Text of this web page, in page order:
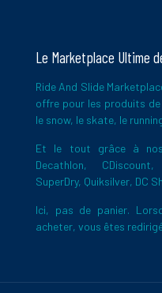
Le Marketplace Ultime
Ride And Slide
offre pour les produits
le snow, le skate, le
Et le tout grâce à nos
Decathlon, CDiscount,
SuperDry, Quiksilver, DC
Ici, pas de panier.
acheter, vous êtes